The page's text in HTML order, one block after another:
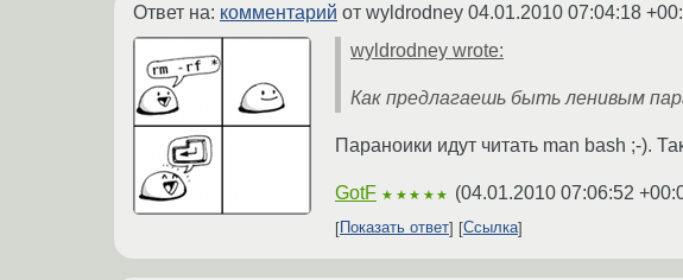
Ответ на: комментарий от wyldrodney 04.01.2010 07:04:18
wyldrodney wrote:
Как предлагаешь быть ленивым
Параноики идут читать man bash ;-).
GotF ★★★★★ (04.01.2010 07:06:52
Показать ответ
Ссылка